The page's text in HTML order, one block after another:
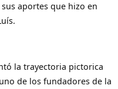
aportes que hizo en
la trayectoria pictorica
de los fundadores de la